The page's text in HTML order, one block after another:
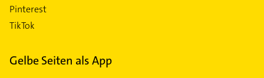
Pinterest
TikTok
Gelbe Seiten als App